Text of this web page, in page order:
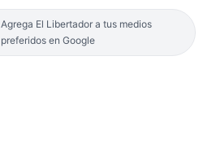
Agrega El Libertador a tus medios
preferidos en Google